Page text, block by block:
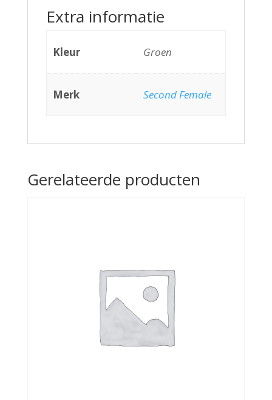
Extra informatie
Kleur Groen
Merk Second Female
Gerelateerde producten